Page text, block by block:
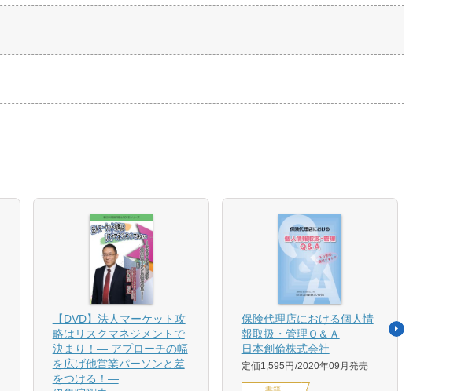
【DVD】法人マーケット攻
略はリスクマネジメントで
決まり！― アプローチの幅
を広げ他営業パーソンと差
をつける！―
保険代理店における個人情
報取扱・管理Ｑ＆Ａ
日本創倫株式会社
定価1,595円 2020年09月発売